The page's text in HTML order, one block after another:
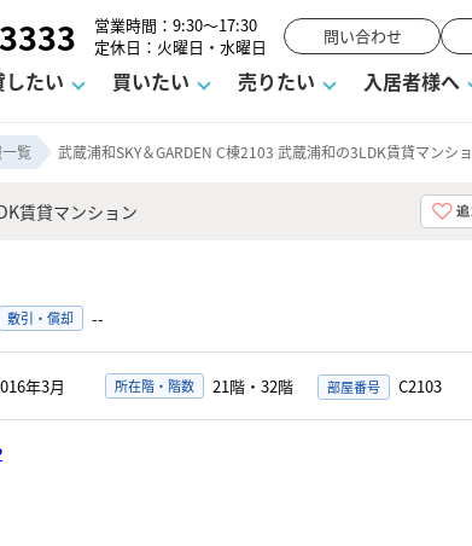
営業時間：9:30～17:30
定休日：火曜日・水曜日
問い合わせ
したい 買いたい 売りたい
と買取の違い
入居者様へ
ントに対する基本方針
覧 武蔵浦和SKY＆GARDEN C棟2103 武蔵浦和の3LDK賃貸マンシ
賃貸マンション
敷引・償却 --
年3月 所在階・階数 21階・32階 C2103